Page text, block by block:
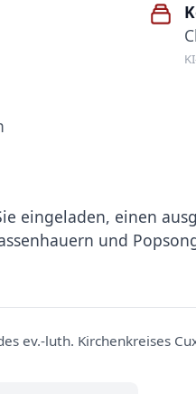
eingeladen, einen
und
ev.-luth. Kirchenkreises